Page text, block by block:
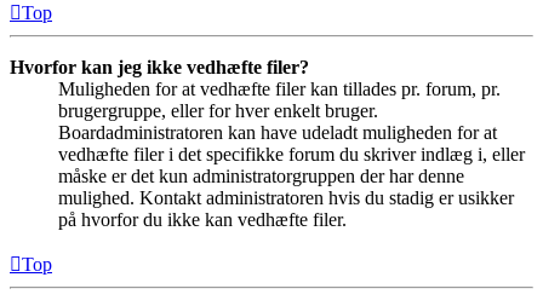
Top
Hvorfor kan jeg ikke vedhæfte filer?
Muligheden for at vedhæfte filer kan tillades pr. forum, pr.
brugergruppe, eller for hver enkelt bruger.
Boardadministratoren kan have udeladt muligheden for at
vedhæfte filer i det specifikke forum du skriver indlæg i, eller
måske er det kun administratorgruppen der har denne
mulighed. Kontakt administratoren hvis du stadig er usikker
på hvorfor du ikke kan vedhæfte filer.
Top